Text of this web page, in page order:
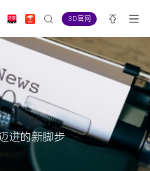
3D官网
进的新脚步